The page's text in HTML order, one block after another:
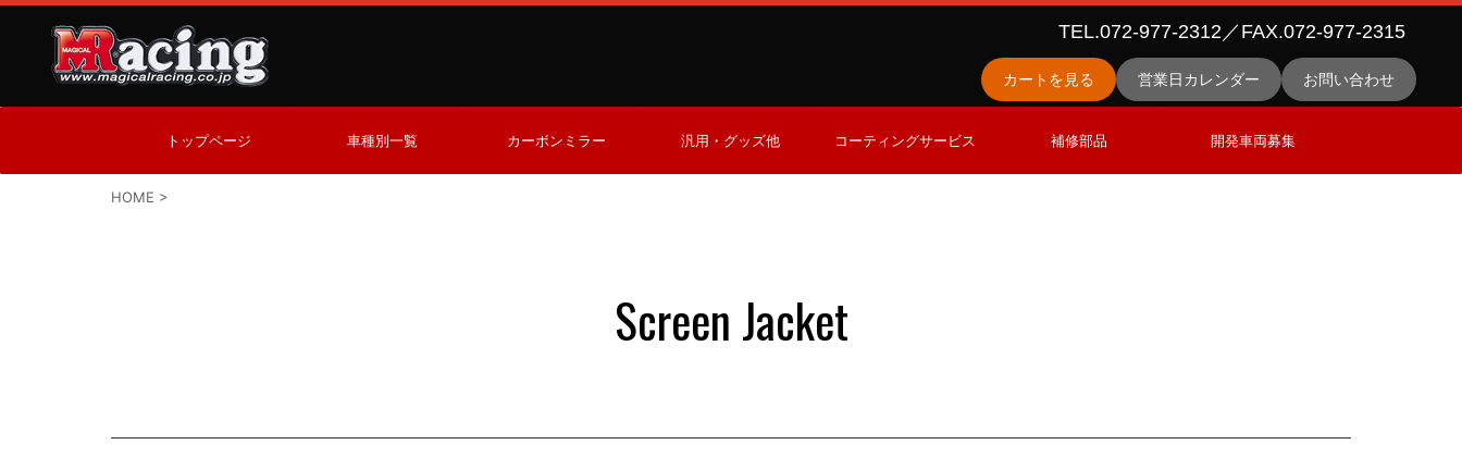
TEL.072-977-2312／FAX.072-977-2315
カートを見る 営業日カレンダー お問い合わせ
トップページ 車種別一覧 カーボンミラー 汎用・グッズ他 コーティングサービス 補修部品 開発車両募集
HOME >
Screen Jacket